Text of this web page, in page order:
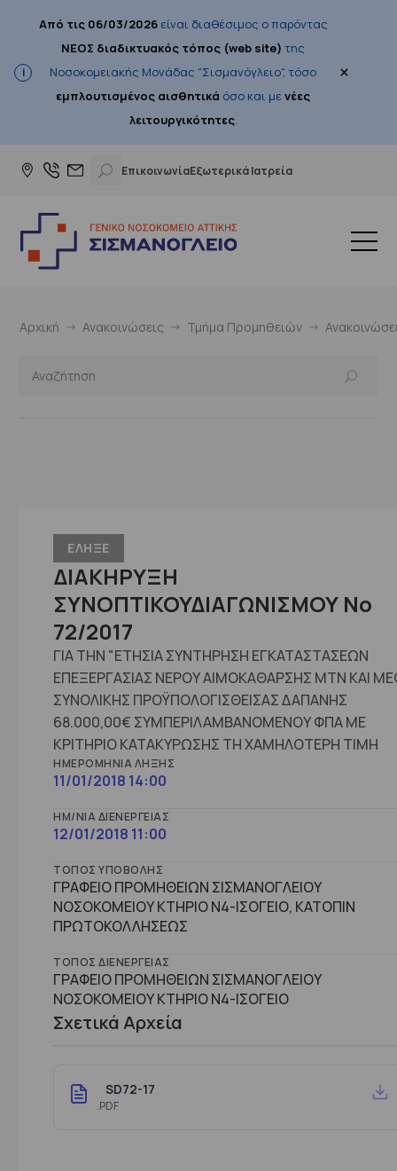
Από τις 06/03/2026είναι διαθέσιμος ο παρόντας
ΝΕΟΣ διαδικτυακός τόπος (web site) της
Νοσοκομειακής Μονάδας "Σισμανόγλειο", τόσο
εμπλουτισμένος αισθητικά όσο και μενέες
λειτουργικότητες.
×
ΕπικοινωνίαΕξωτερικά Ιατρεία
Αρχική Ανακοινώσεις Τμήμα Προμηθειών
ΕΛΗΞΕ
ΔΙΑΚΗΡΥΞΗ
ΣΥΝΟΠΤΙΚΟΥΔΙΑΓΩΝΙΣΜΟΥ Νο
72/2017
ΓΙΑ ΤΗΝ "ΕΤΗΣΙΑ ΣΥΝΤΗΡΗΣΗ ΕΓΚΑΤΑΣΤΑΣΕΩΝ
ΕΠΕΞΕΡΓΑΣΙΑΣ ΝΕΡΟΥ ΑΙΜΟΚΑΘΑΡΣΗΣ ΜΤΝ ΚΑΙ
ΣΥΝΟΛΙΚΗΣ ΠΡΟΫΠΟΛΟΓΙΣΘΕΙΣΑΣ ΔΑΠΑΝΗΣ
68.000,00€ ΣΥΜΠΕΡΙΛΑΜΒΑΝΟΜΕΝΟΥ ΦΠΑ ΜΕ
ΚΡΙΤΗΡΙΟ ΚΑΤΑΚΥΡΩΣΗΣ ΤΗ ΧΑΜΗΛΟΤΕΡΗ ΤΙΜΗ
ΗΜΕΡΟΜΗΝΊΑ ΛΉΞΗΣ
11/01/2018 14:00
ΗΜ/ΝΊΑ ΔΙΕΝΈΡΓΕΙΑΣ
12/01/2018 11:00
ΤΌΠΟΣ ΥΠΟΒΟΛΉΣ
ΓΡΑΦΕΙΟ ΠΡΟΜΗΘΕΙΩΝ ΣΙΣΜΑΝΟΓΛΕΙΟΥ
ΝΟΣΟΚΟΜΕΙΟΥ ΚΤΗΡΙΟ Ν4-ΙΣΟΓΕΙΟ, ΚΑΤΟΠΙΝ
ΠΡΩΤΟΚΟΛΛΗΣΕΩΣ
ΤΌΠΟΣ ΔΙΕΝΈΡΓΕΙΑΣ
ΓΡΑΦΕΙΟ ΠΡΟΜΗΘΕΙΩΝ ΣΙΣΜΑΝΟΓΛΕΙΟΥ
ΝΟΣΟΚΟΜΕΙΟΥ ΚΤHΡΙΟ Ν4-ΙΣΟΓΕΙΟ
Σχετικά Αρχεία
SD72-17
.PDF